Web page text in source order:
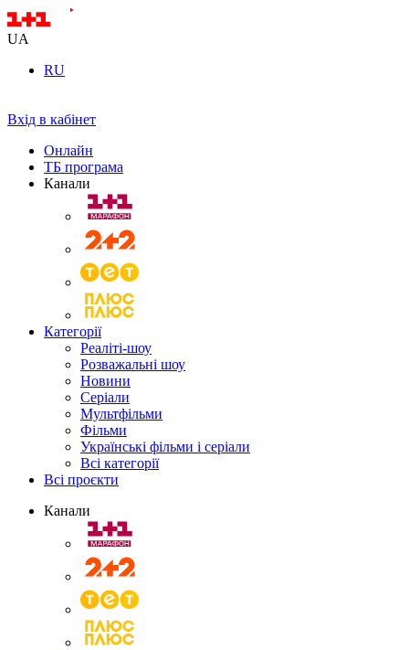
UA
RU
Вхід в кабінет
Онлайн
ТБ програма
Канали
Категорії
Реаліті-шоу
Розважальні шоу
Новини
Серіали
Мультфільми
Фільми
Українські фільми і серіали
Всі категорії
Всі проєкти
Канали